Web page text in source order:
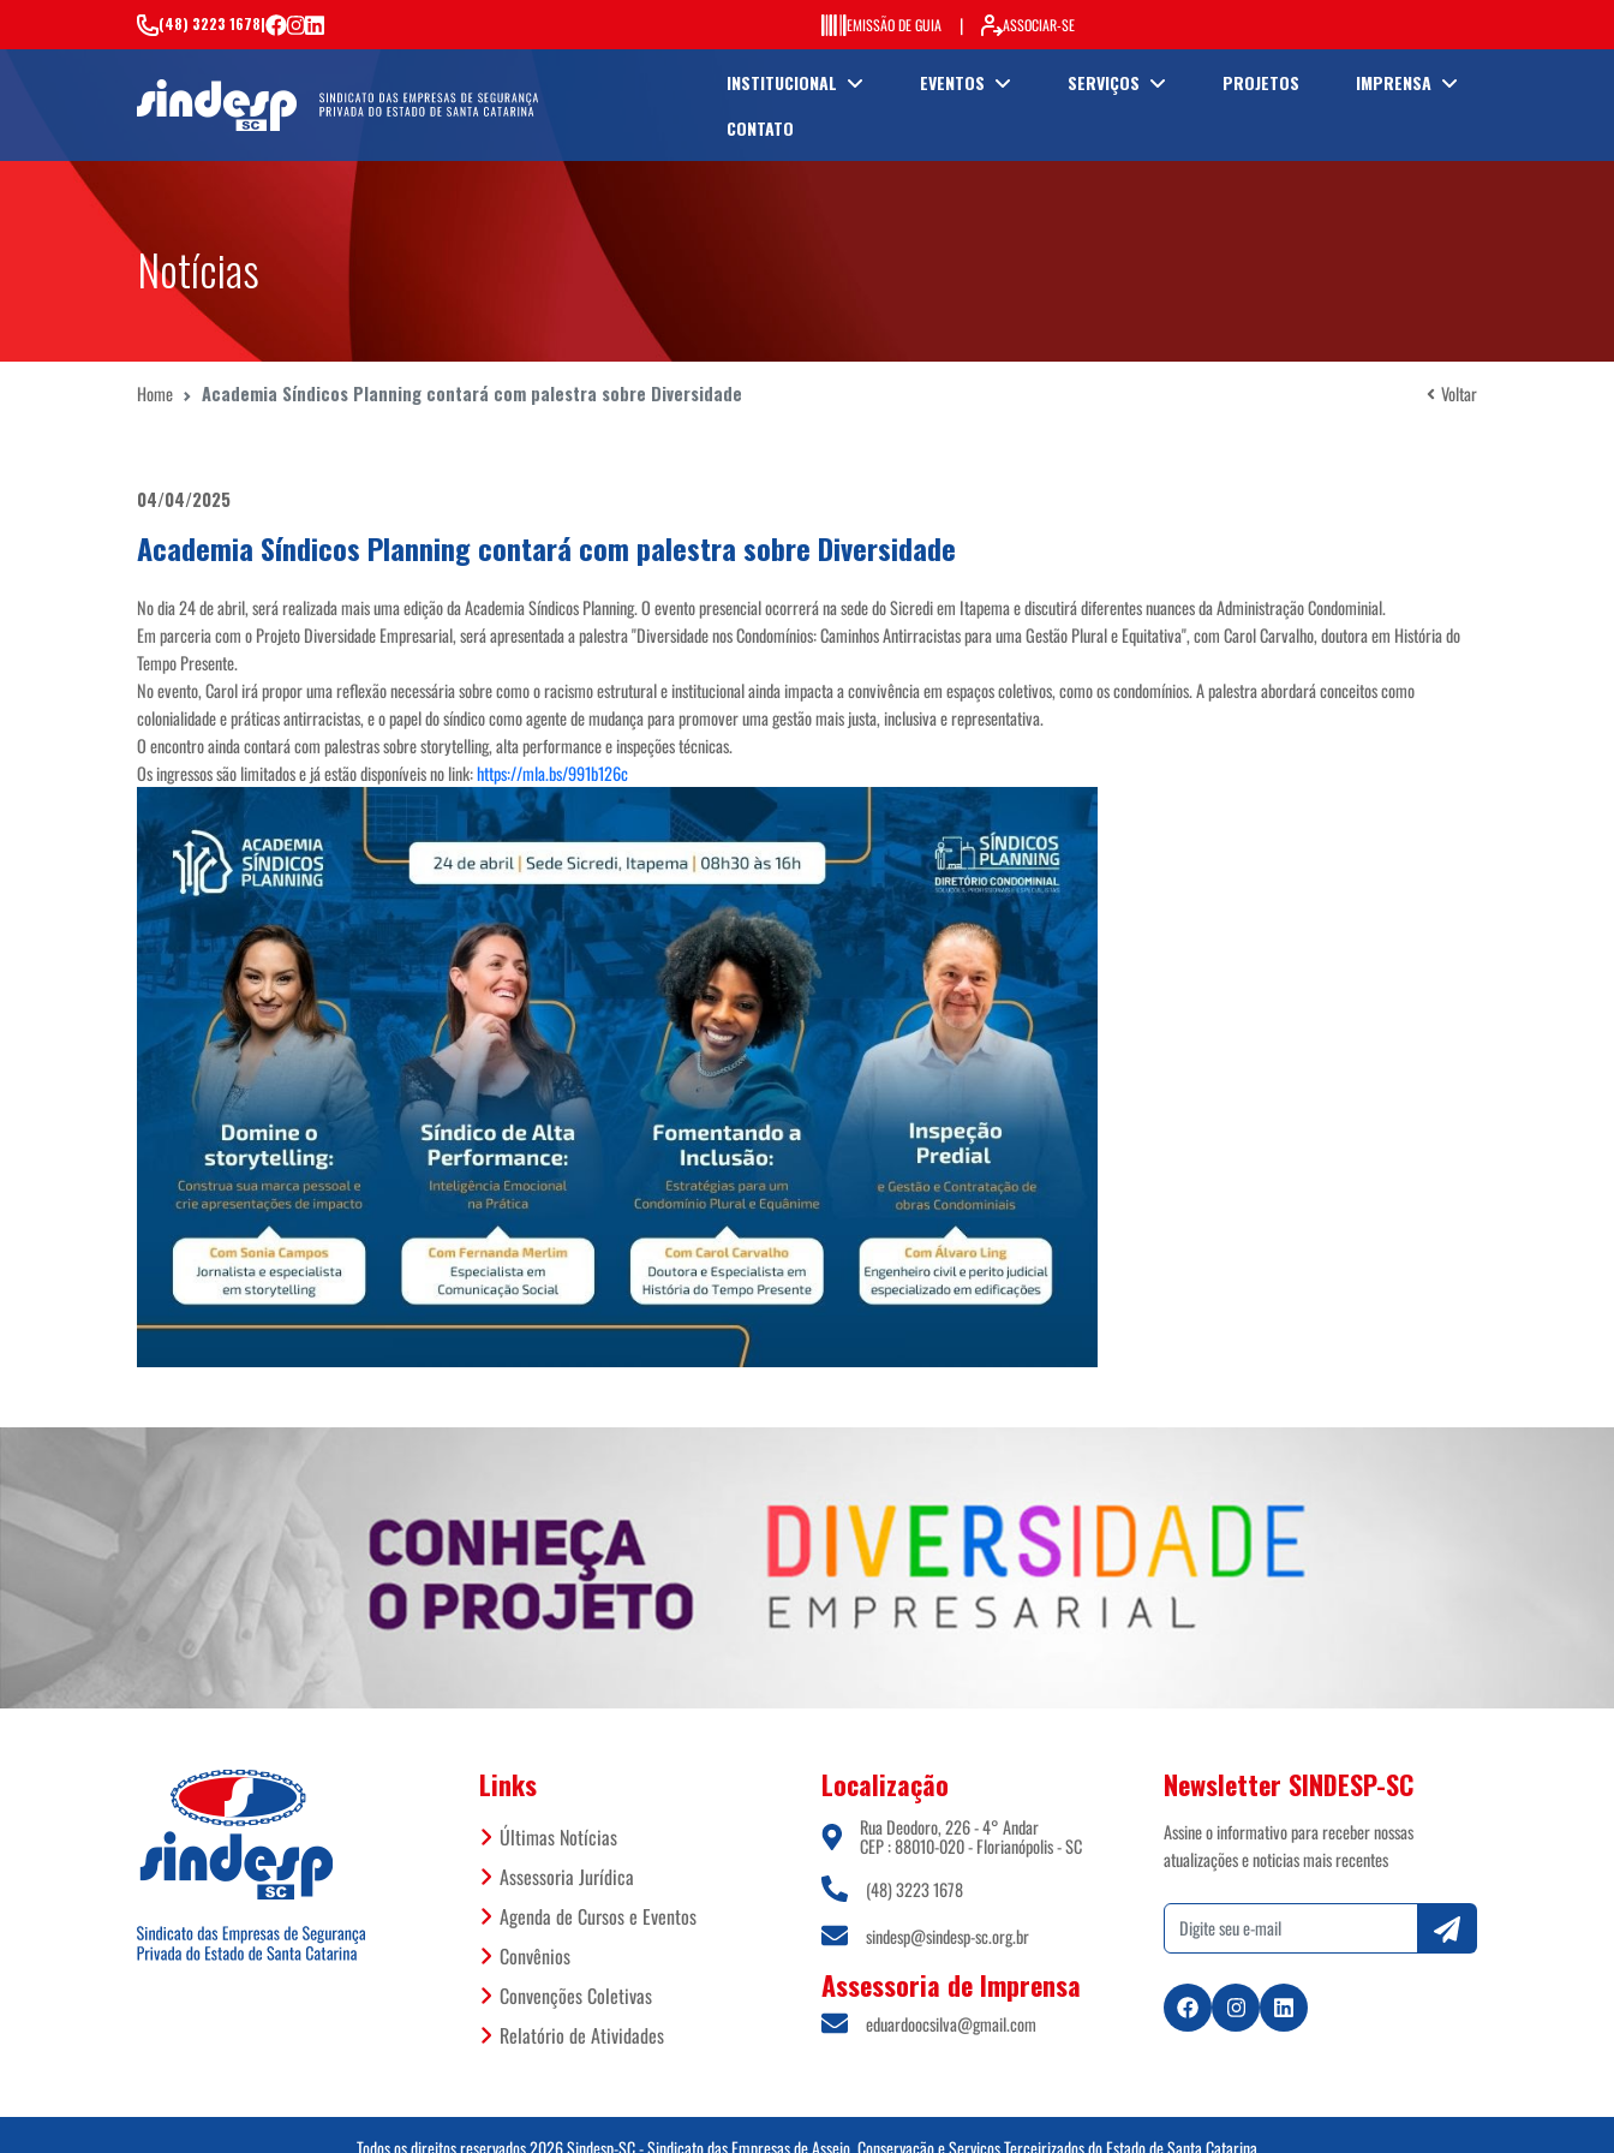
(48) 3223 1678| EMISSÃO DE GUIA | ASSOCIAR-SE
INSTITUCIONAL EVENTOS SERVIÇOS PROJETOS
IMPRENSA
CONTATO
Notícias
Home Academia Síndicos Planning contará com palestra sobre Diversidade Voltar
04/04/2025
Academia Síndicos Planning contará com palestra sobre Diversidade
No dia 24 de abril, será realizada mais uma edição da Academia Síndicos Planning. O evento presencial ocorrerá na sede do Sicredi em Itapema e discutirá diferentes nuances da Administração Condominial.
Em parceria com o Projeto Diversidade Empresarial, será apresentada a palestra "Diversidade nos Condomínios: Caminhos Antirracistas para uma Gestão Plural e Equitativa", com Carol Carvalho, doutora em História do
Tempo Presente.
No evento, Carol irá propor uma reflexão necessária sobre como o racismo estrutural e institucional ainda impacta a convivência em espaços coletivos, como os condomínios. A palestra abordará conceitos como
colonialidade e práticas antirracistas, e o papel do síndico como agente de mudança para promover uma gestão mais justa, inclusiva e representativa.
O encontro ainda contará com palestras sobre storytelling, alta performance e inspeções técnicas.
Os ingressos são limitados e já estão disponíveis no link:https://mla.bs/991b126c
Links
Últimas Notícias
Assessoria Jurídica
Agenda de Cursos e Eventos
Convênios
Convenções Coletivas
Relatório de Atividades
Localização
Rua Deodoro, 226 - 4° Andar
CEP : 88010-020 - Florianópolis - SC
(48) 3223 1678
sindesp@sindesp-sc.org.br
Assessoria de Imprensa
eduardoocsilva@gmail.com
Newsletter SINDESP-SC
Assine o informativo para receber nossas
atualizações e noticias mais recentes
Todos os direitos reservados 2026 Sindesp-SC - Sindicato das Empresas de Asseio, Conservação e Serviços Terceirizados do Estado de Santa Catarina